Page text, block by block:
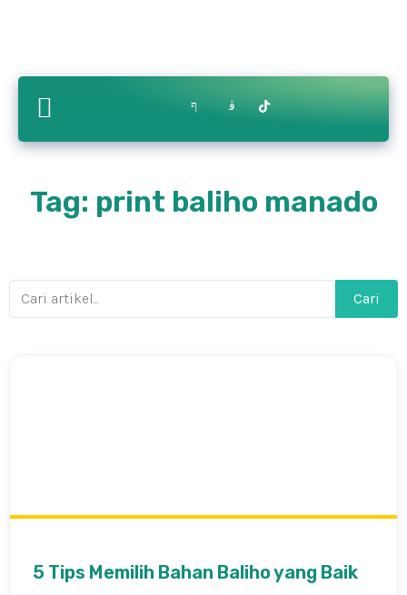
Contact
Us
Tag: print baliho manado
Cari
5 Tips Memilih Bahan Baliho yang Baik